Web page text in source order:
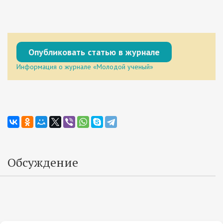
Опубликовать статью в журнале
Информация о журнале «Молодой ученый»
Обсуждение